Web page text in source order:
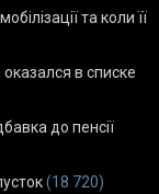
та коли її
в списке
до пенсії
(18 720)